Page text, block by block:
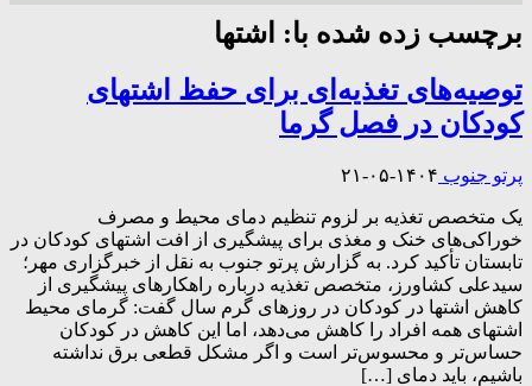
برچسب زده شده با: اشتها
توصیه‌های تغذیه‌ای برای حفظ اشتهای
کودکان در فصل گرما
پرتو جنوب ۱۴۰۴-۰۵-۲۱
یک متخصص تغذیه بر لزوم تنظیم دمای محیط و مصرف
خوراکی‌های خنک و مغذی برای پیشگیری از افت اشتهای کودکان در
تابستان تأکید کرد. به گزارش پرتو جنوب به نقل از خبرگزاری مهر؛
سیدعلی کشاورز، متخصص تغذیه درباره راهکارهای پیشگیری از
کاهش اشتها در کودکان در روزهای گرم سال گفت: گرمای محیط
اشتهای همه افراد را کاهش می‌دهد، اما این کاهش در کودکان
حساس‌تر و محسوس‌تر است و اگر مشکل قطعی برق نداشته
باشیم، باید دمای […]